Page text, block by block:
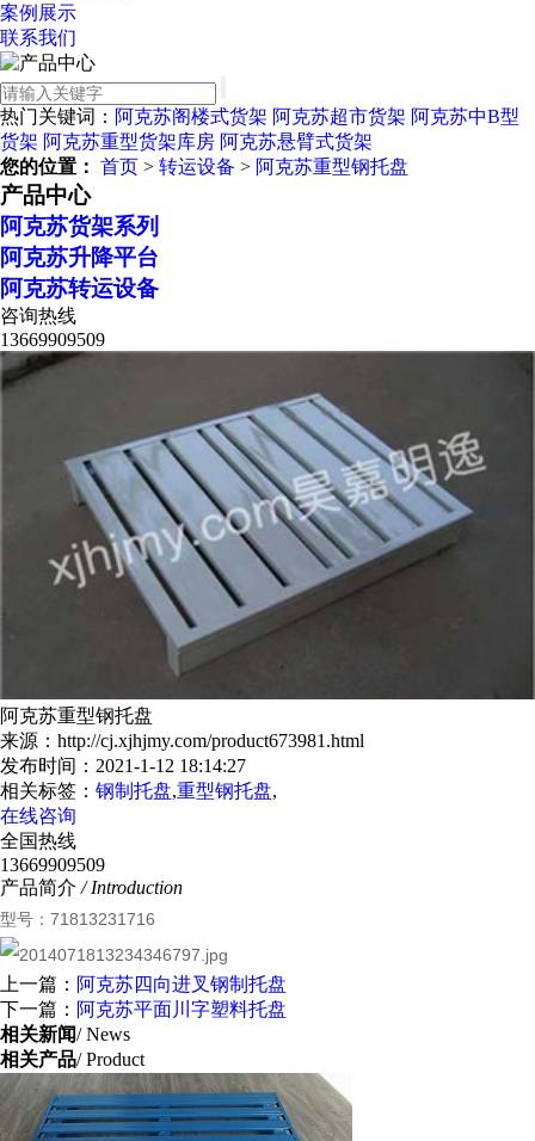
案例展示
联系我们
热门关键词： 阿克苏阁楼式货架 阿克苏超市货架 阿克苏中B型
货架 阿克苏重型货架库房 阿克苏悬臂式货架
您的位置： 首页 > 转运设备 > 阿克苏重型钢托盘
产品中心
阿克苏货架系列
阿克苏升降平台
阿克苏转运设备
咨询热线
13669909509
阿克苏重型钢托盘
来源：http://cj.xjhjmy.com/product673981.html
发布时间：2021-1-12 18:14:27
相关标签： 钢制托盘,重型钢托盘,
在线咨询
全国热线
13669909509
产品简介 / Introduction
型号：71813231716
上一篇： 阿克苏四向进叉钢制托盘
下一篇： 阿克苏平面川字塑料托盘
相关新闻/ News
相关产品/ Product